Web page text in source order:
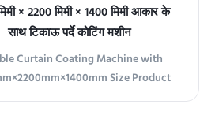
× 2200 मिमी × 1400 मिमी आकार के
साथ टिकाऊ पर्दे कोटिंग मशीन
Curtain Coating Machine with
Size Product
The Curtain Coating Machine